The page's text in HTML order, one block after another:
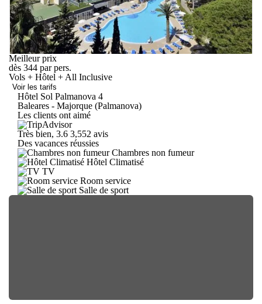
Meilleur prix
dès 344 par pers.
Vols + Hôtel + All Inclusive
Voir les tarifs
Hôtel Sol Palmanova 4
Baleares - Majorque (Palmanova)
Les clients ont aimé
Très bien, 3.6 3,552 avis
Des vacances réussies
Chambres non fumeur
Hôtel Climatisé
TV
Room service
Salle de sport